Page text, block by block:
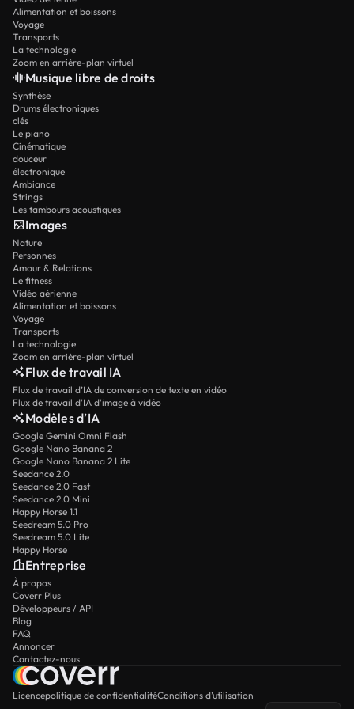
Alimentation et boissons
Voyage
Transports
La technologie
Zoom en arrière-plan virtuel
Musique libre de droits
Synthèse
Drums électroniques
clés
Le piano
Cinématique
douceur
électronique
Ambiance
Strings
Les tambours acoustiques
Images
Nature
Personnes
Amour & Relations
Le fitness
Vidéo aérienne
Alimentation et boissons
Voyage
Transports
La technologie
Zoom en arrière-plan virtuel
Flux de travail IA
Flux de travail d’IA de conversion de texte en vidéo
Flux de travail d’IA d’image à vidéo
Modèles d’IA
Google Gemini Omni Flash
Google Nano Banana 2
Google Nano Banana 2 Lite
Seedance 2.0
Seedance 2.0 Fast
Seedance 2.0 Mini
Happy Horse 1.1
Seedream 5.0 Pro
Seedream 5.0 Lite
Happy Horse
Entreprise
À propos
Coverr Plus
Développeurs / API
Blog
FAQ
Annoncer
Contactez-nous
Licencepolitique de confidentialitéConditions d’utilisation